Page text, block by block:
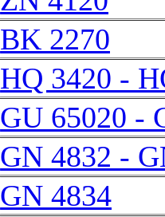
BK 2270
HQ 3420 -
GU 65020 -
GN 4832 -
GN 4834